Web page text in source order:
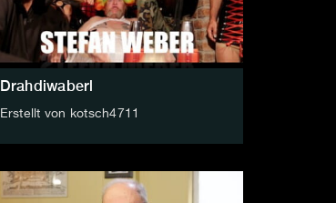
Drahdiwaberl
Erstellt von kotsch4711